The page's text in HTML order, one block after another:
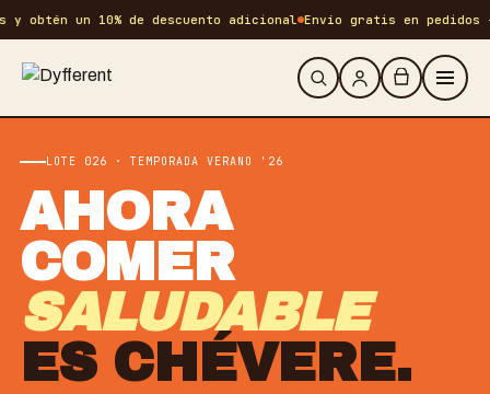
un 10% de descuento adicional Envío gratis en pedidos +S/
NUEVO DROP · EDICIÓN LIMITADA
BROWNIE
QUE SÍ
PUEDES
COMER.